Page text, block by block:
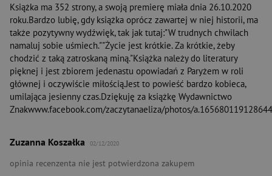
Książka ma 352 strony, a swoją premierę miała dnia 26.10.2020
roku.Bardzo lubię, gdy książka oprócz zawartej w niej historii, ma
także pozytywny wydźwięk, tak jak tutaj:"W trudnych chwilach
namaluj sobie uśmiech.""Życie jest krótkie. Za krótkie, żeby
chodzić z taką zatroskaną miną."Książka należy do literatury
pięknej i jest zbiorem jedenastu opowiadań z Paryżem w roli
głównej i oczywiście miłością.Jest to powieść bardzo kobieca,
umilająca jesienny czas.Dziękuję za książkę Wydawnictwo
Znakwww.facebook.com/zaczytanaeliza/photos/
Zuzanna Koszałka 02/12/2020
opinia recenzenta nie jest potwierdzona zakupem